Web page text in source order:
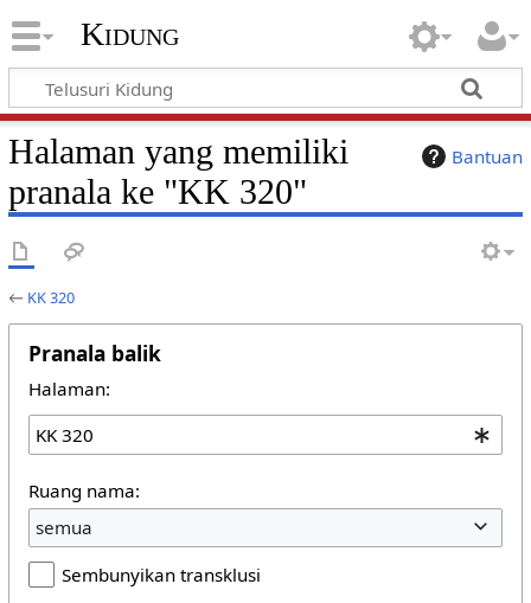
Kidung
Bantuan
Halaman yang memiliki
pranala ke "KK 320"
← KK 320
Pranala balik
Halaman:
Ruang nama:
semua
Sembunyikan transklusi